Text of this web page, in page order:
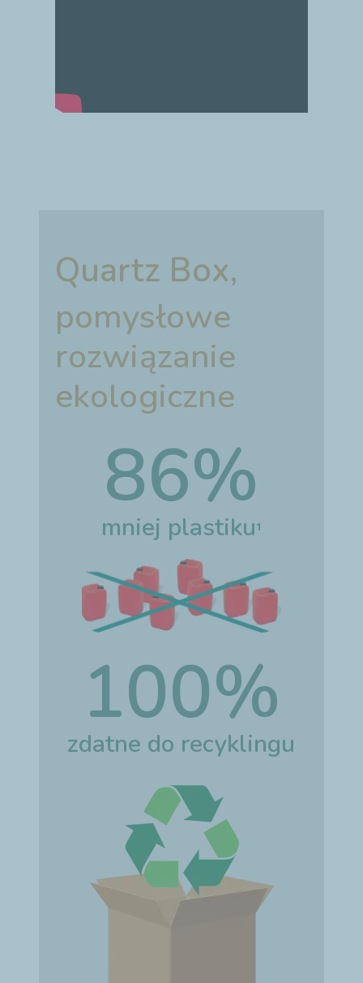
Quartz Box,
pomysłowe
rozwiązanie
ekologiczne
86%
mniej plastiku 1
100%
zdatne do recyklingu